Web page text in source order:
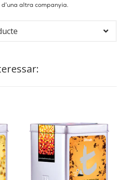
d'una altra companyia.